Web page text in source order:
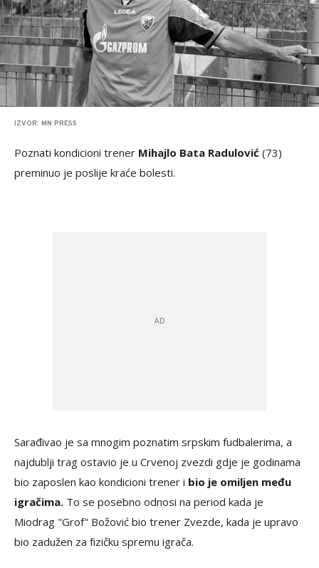
IZVOR: MN PRESS
Poznati kondicioni trener Mihajlo Bata Radulović (73)
preminuo je poslije kraće bolesti.
Sarađivao je sa mnogim poznatim srpskim fudbalerima, a
najdublji trag ostavio je u Crvenoj zvezdi gdje je godinama
bio zaposlen kao kondicioni trener i bio je omiljen među
igračima. To se posebno odnosi na period kada je
Miodrag "Grof" Božović bio trener Zvezde, kada je upravo
bio zadužen za fizičku spremu igrača.